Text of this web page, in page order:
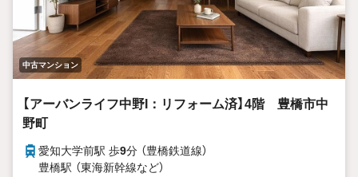
中古マンション
【アーバンライフ中野I：リフォーム済】4階 豊橋市中
野町
愛知大学前駅 歩9分 （豊橋鉄道線）
豊橋駅 （東海新幹線など）